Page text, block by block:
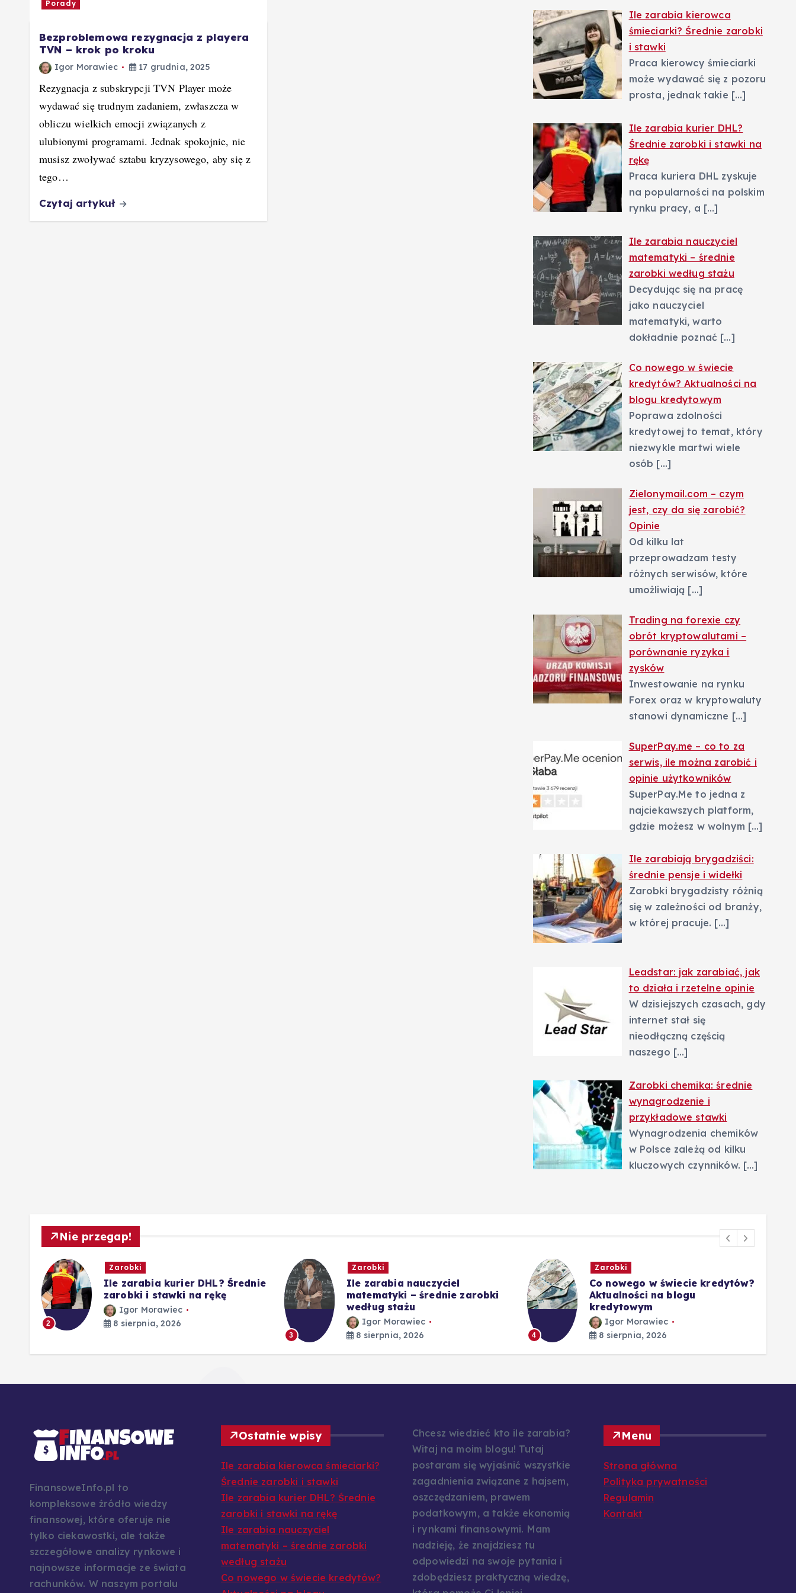
Porady
Bezproblemowa rezygnacja z playera
TVN – krok po kroku
Igor Morawiec 17 grudnia, 2025
Rezygnacja z subskrypcji TVN Player może
wydawać się trudnym zadaniem, zwłaszcza w
obliczu wielkich emocji związanych z
ulubionymi programami. Jednak spokojnie, nie
musisz zwoływać sztabu kryzysowego, aby się z
tego…
Czytaj artykuł
Ile zarabia kierowca
śmieciarki? Średnie zarobki
i stawki
Praca kierowcy śmieciarki
może wydawać się z pozoru
prosta, jednak takie […]
Ile zarabia kurier DHL?
Średnie zarobki i stawki na
rękę
Praca kuriera DHL zyskuje
na popularności na polskim
rynku pracy, a […]
Ile zarabia nauczyciel
matematyki – średnie
zarobki według stażu
Decydując się na pracę
jako nauczyciel
matematyki, warto
dokładnie poznać […]
Co nowego w świecie
kredytów? Aktualności na
blogu kredytowym
Poprawa zdolności
kredytowej to temat, który
niezwykle martwi wiele
osób […]
Zielonymail.com – czym
jest, czy da się zarobić?
Opinie
Od kilku lat
przeprowadzam testy
różnych serwisów, które
umożliwiają […]
Trading na forexie czy
obrót kryptowalutami –
porównanie ryzyka i
zysków
Inwestowanie na rynku
Forex oraz w kryptowaluty
stanowi dynamiczne […]
SuperPay.me – co to za
serwis, ile można zarobić i
opinie użytkowników
SuperPay.Me to jedna z
najciekawszych platform,
gdzie możesz w wolnym […]
Ile zarabiają brygadziści:
średnie pensje i widełki
Zarobki brygadzisty różnią
się w zależności od branży,
w której pracuje. […]
Leadstar: jak zarabiać, jak
to działa i rzetelne opinie
W dzisiejszych czasach, gdy
internet stał się
nieodłączną częścią
naszego […]
Zarobki chemika: średnie
wynagrodzenie i
przykładowe stawki
Wynagrodzenia chemików
w Polsce zależą od kilku
kluczowych czynników. […]
Nie przegap!
2
Zarobki
Ile zarabia kurier DHL? Średnie
zarobki i stawki na rękę
Igor Morawiec
8 sierpnia, 2026
3
Zarobki
Ile zarabia nauczyciel
matematyki – średnie zarobki
według stażu
Igor Morawiec
8 sierpnia, 2026
4
Zarobki
Co nowego w świecie kredytów?
Aktualności na blogu
kredytowym
Igor Morawiec
8 sierpnia, 2026
FinansoweInfo.pl to
kompleksowe źródło wiedzy
finansowej, które oferuje nie
tylko ciekawostki, ale także
szczegółowe analizy rynkowe i
najnowsze informacje ze świata
rachunków. W naszym portalu
Ostatnie wpisy
Ile zarabia kierowca śmieciarki?
Średnie zarobki i stawki
Ile zarabia kurier DHL? Średnie
zarobki i stawki na rękę
Ile zarabia nauczyciel
matematyki – średnie zarobki
według stażu
Co nowego w świecie kredytów?
Chcesz wiedzieć kto ile zarabia?
Witaj na moim blogu! Tutaj
postaram się wyjaśnić wszystkie
zagadnienia związane z hajsem,
oszczędzaniem, prawem
podatkowym, a także ekonomią
i rynkami finansowymi. Mam
nadzieję, że znajdziesz tu
odpowiedzi na swoje pytania i
zdobędziesz praktyczną wiedzę,
Menu
Strona główna
Polityka prywatności
Regulamin
Kontakt